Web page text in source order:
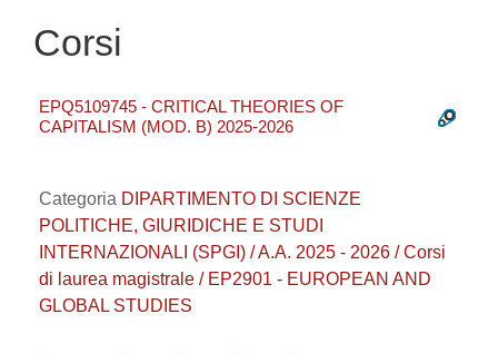
Corsi
EPQ5109745 - CRITICAL THEORIES OF
CAPITALISM (MOD. B) 2025-2026
Categoria DIPARTIMENTO DI SCIENZE
POLITICHE, GIURIDICHE E STUDI
INTERNAZIONALI (SPGI) / A.A. 2025 - 2026 / Corsi
di laurea magistrale / EP2901 - EUROPEAN AND
GLOBAL STUDIES